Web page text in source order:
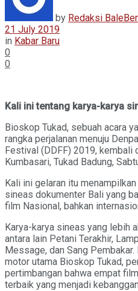
by Redaksi
21 July 2019
in Kabar Baru
0
0
Kali ini tentang karya-karya
Bioskop Tukad, sebuah acara
rangka perjalanan menuju
Festival (DDFF) 2019, kembali
Kumbasari, Tukad Badung,
Kali ini gelaran itu
sineas dokumenter Bali yang
film Nasional, bahkan
Karya-karya sineas yang lebih
antara lain Petani Terakhir,
Message, dan Sang Pembakar.
motor utama Bioskop Tukad,
pertimbangan bahwa empat
terbaik yang menjadi